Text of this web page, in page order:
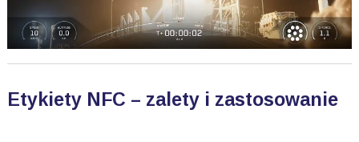
Etykiety NFC – zalety i zastosowanie